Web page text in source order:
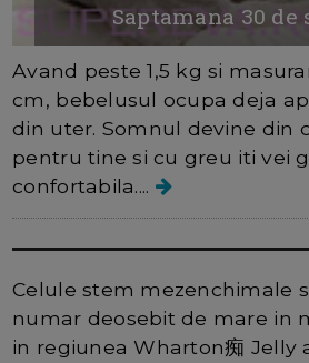
Saptamana 30 de
Avand peste 1,5 kg si
cm, bebelusul ocupa deja
din uter. Somnul devine din
pentru tine si cu greu iti vei
confortabila....
Celule stem mezenchimale
numar deosebit de mare in
in regiunea Wharton痴 Jelly